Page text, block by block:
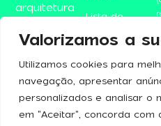
Valorizamos a
Utilizamos cookies para
navegação, apresentar
personalizados e analisar o
em "Aceitar", concorda com
arquitetura
interiores. 6
novembro,
na
Alfândega
do Porto.
Lista de
Programa
Contactos